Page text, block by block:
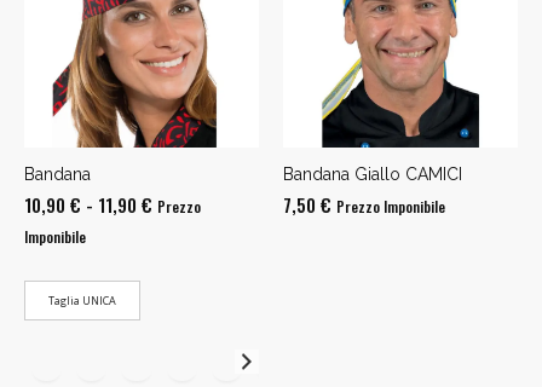
Bandana
10,90 € - 11,90 € Fascia
Prezzo
Imponibile
Taglia UNICA
Bandana Giallo CAMICI
7,50 € Prezzo Imponibile